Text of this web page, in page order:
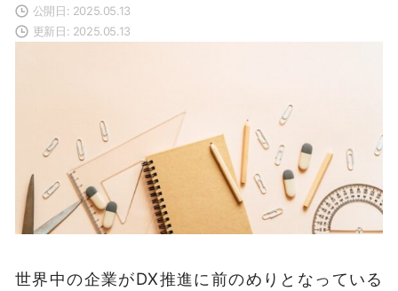
公開日: 2025.05.13
更新日: 2025.05.13
世界中の企業がDX推進に前のめりとなっている